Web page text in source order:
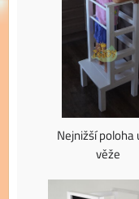
Nejnižší poloha
věže